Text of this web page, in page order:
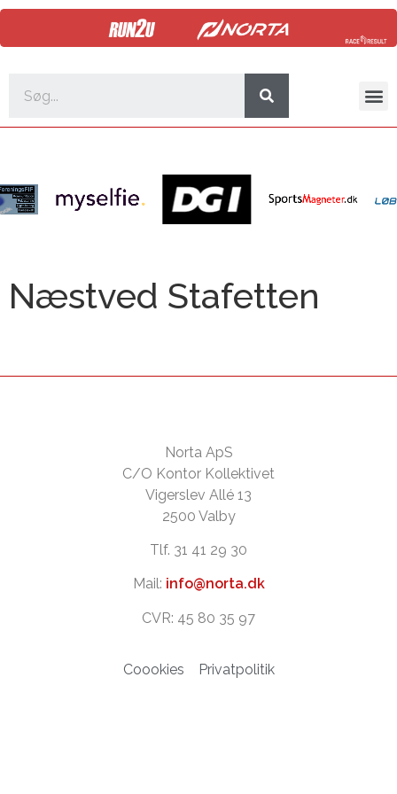
Næstved Stafetten
Norta ApS
C/O Kontor Kollektivet
Vigerslev Allé 13
2500 Valby
Tlf. 31 41 29 30
Mail: info@norta.dk
CVR: 45 80 35 97
Coookies Privatpolitik